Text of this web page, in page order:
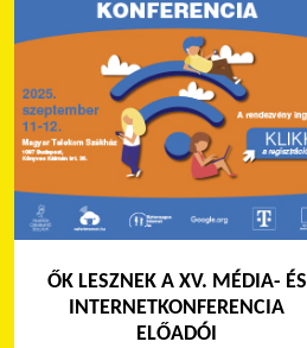
ŐK LESZNEK A XV. MÉDIA- ÉS
INTERNETKONFERENCIA
ELŐADÓI